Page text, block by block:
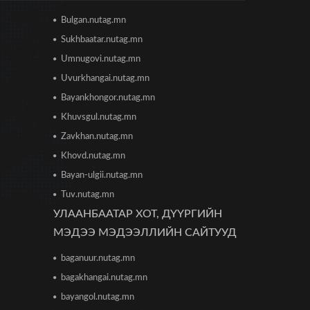
дэлхийн эдийн засгийн
өсөлтийн төсөөллөө
бууруулжээ
2026/06/12 18:05
хойш анх удаа бодлогын хүүгээ
2026/06/12 15:05
Богдхан ууланд хортон шавж
тул 10-14 хоног ойд чөлөөт
цагаа өнгөрөөхгүй байхыг зөвлөв
2026/06/10 12:09
хангамжийн ажлуудын нөхөн
сэргээлт, аюулгүй байдлыг бүрэн
хангахыг үүрэг болголоо
2026/06/08 15:44
Bulgan.nutag.mn
Sukhbaatar.nutag.mn
Umnugovi.nutag.mn
Uvurkhangai.nutag.mn
Bayankhongor.nutag.mn
Khuvsgul.nutag.mn
Zavkhan.nutag.mn
Khovd.nutag.mn
Bayan-ulgii.nutag.mn
Tuv.nutag.mn
УЛААНБААТАР ХОТ, ДҮҮРГИЙН
МЭДЭЭ МЭДЭЭЛЛИЙН САЙТУУД
baganuur.nutag.mn
bagakhangai.nutag.mn
bayangol.nutag.mn